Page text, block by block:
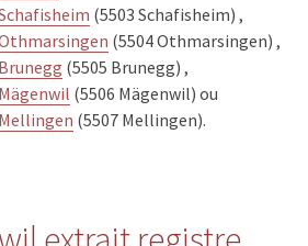
(5503 Schafisheim) ,
(5504 Othmarsingen) ,
(5505 Brunegg) ,
(5506 Mägenwil) ou
(5507 Mellingen).